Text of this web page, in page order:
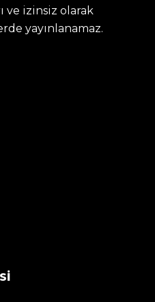
ve izinsiz olarak
yayınlanamaz.